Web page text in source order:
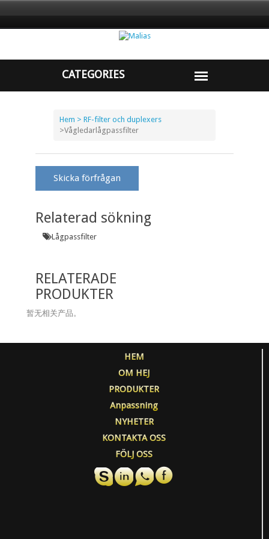
Hem > RF-filter och duplexers
>Vågledarlågpassfilter
Skicka förfrågan
Relaterad sökning
Lågpassfilter
RELATERADE
PRODUKTER
暂无相关产品。
HEM
OM HEJ
PRODUKTER
Anpassning
NYHETER
KONTAKTA OSS
FÖLJ OSS